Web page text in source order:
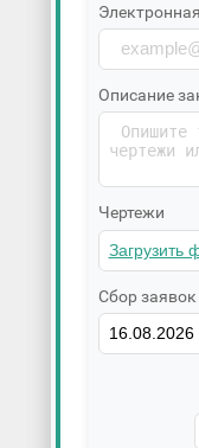
Описание
Чертежи
Сбор заявок